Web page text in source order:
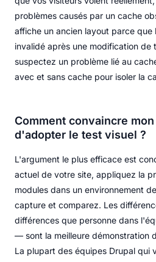
problèmes causés par un cache
affiche un ancien layout parce
invalidé après une modification de
suspectez un problème lié au
avec et sans cache pour isoler la
Comment convaincre
d'adopter le test visuel ?
L'argument le plus efficace est
actuel de votre site, appliquez la
modules dans un environnement
capture et comparez. Les
différences que personne dans
— sont la meilleure démonstration
La plupart des équipes Drupal qui